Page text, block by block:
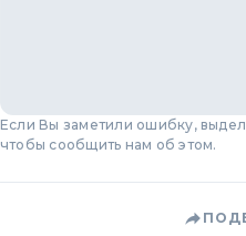
Если Вы заметили ошибку,
чтобы сообщить нам об этом.